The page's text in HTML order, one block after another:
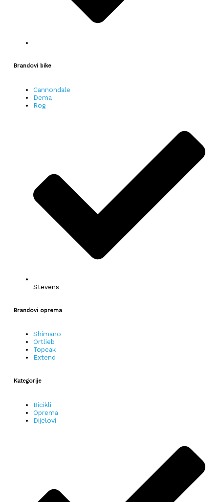
Brandovi bike
Cannondale
Dema
Rog
Stevens
Brandovi oprema
Shimano
Ortlieb
Topeak
Extend
Kategorije
Bicikli
Oprema
Dijelovi